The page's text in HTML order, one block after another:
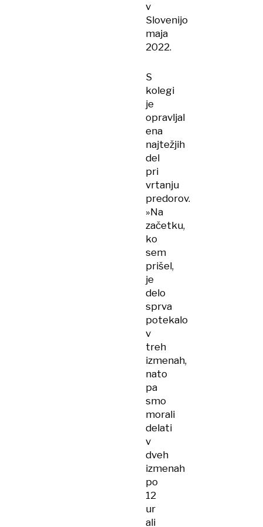
v
Slovenijo
maja
2022.
S
kolegi
je
opravljal
ena
najtežjih
del
pri
vrtanju
predorov.
»Na
začetku,
ko
sem
prišel,
je
delo
sprva
potekalo
v
treh
izmenah,
nato
pa
smo
morali
delati
v
dveh
izmenah
po
12
ur
ali